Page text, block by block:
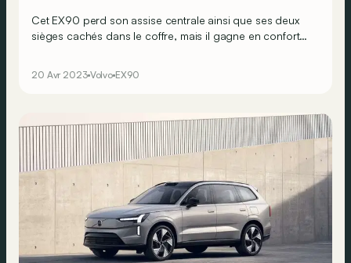
Cet EX90 perd son assise centrale ainsi que ses deux
sièges cachés dans le coffre, mais il gagne en confort
20 Avr 2023 Volvo EX90